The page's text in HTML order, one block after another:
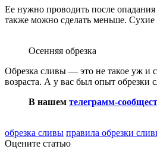
Ее нужно проводить после
также можно сделать меньше.
Осенняя обрезка
Обрезка сливы — это не такое уж и
возраста. А у вас был опыт обрезки
В нашем телеграмм-
обрезка сливы правила обрезки
Оцените статью